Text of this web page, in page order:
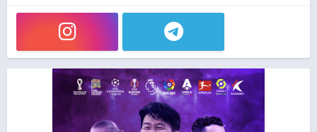
One Piece: L'ultima esibizione (ITA)
Special - 2003 - 45 min/ep
One Piece Movie 05: Norowareta Seiken
Movie - 2004 - 1h e 35 min/ep